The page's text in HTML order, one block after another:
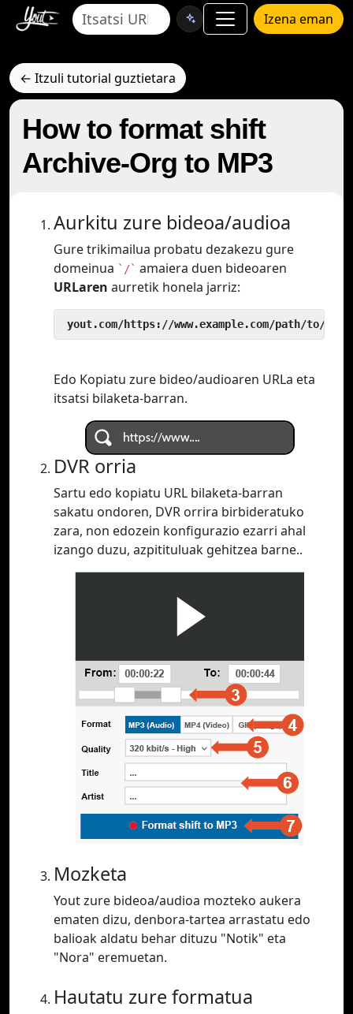
Izena eman
← Itzuli tutorial guztietara
How to format shift
Archive-Org to MP3
Aurkitu zure bideoa/audioa
Gure trikimailua probatu dezakezu gure
domeinua `/` amaiera duen bideoaren
URLaren aurretik honela jarriz:
yout.com/https://www.example.com/path/to/
Edo Kopiatu zure bideo/audioaren URLa eta
itsatsi bilaketa-barran.
DVR orria
Sartu edo kopiatu URL bilaketa-barran
sakatu ondoren, DVR orrira birbideratuko
zara, non edozein konfigurazio ezarri ahal
izango duzu, azpitituluak gehitzea barne..
Mozketa
Yout zure bideoa/audioa mozteko aukera
ematen dizu, denbora-tartea arrastatu edo
balioak aldatu behar dituzu "Notik" eta
"Nora" eremuetan.
Hautatu zure formatua